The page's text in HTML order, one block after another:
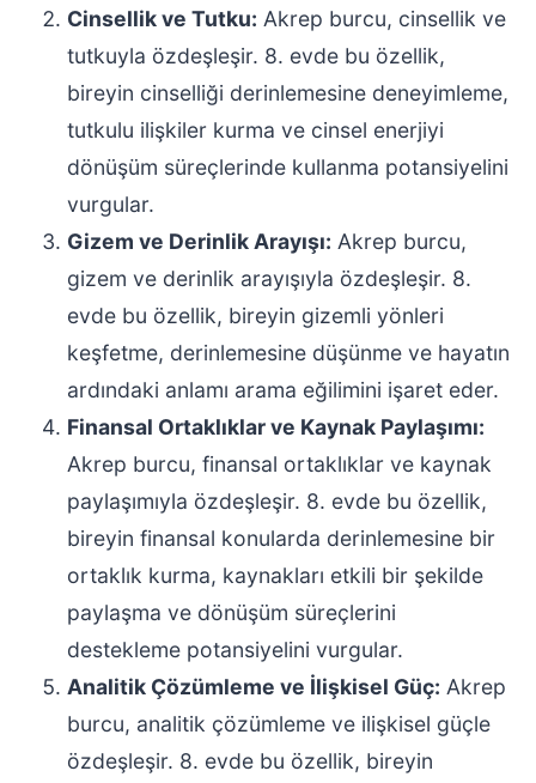
Cinsellik ve Tutku: Akrep burcu, cinsellik ve
tutkuyla özdeşleşir. 8. evde bu özellik,
bireyin cinselliği derinlemesine deneyimleme,
tutkulu ilişkiler kurma ve cinsel enerjiyi
dönüşüm süreçlerinde kullanma potansiyelini
vurgular.
Gizem ve Derinlik Arayışı: Akrep burcu,
gizem ve derinlik arayışıyla özdeşleşir. 8.
evde bu özellik, bireyin gizemli yönleri
keşfetme, derinlemesine düşünme ve hayatın
ardındaki anlamı arama eğilimini işaret eder.
Finansal Ortaklıklar ve Kaynak Paylaşımı:
Akrep burcu, finansal ortaklıklar ve kaynak
paylaşımıyla özdeşleşir. 8. evde bu özellik,
bireyin finansal konularda derinlemesine bir
ortaklık kurma, kaynakları etkili bir şekilde
paylaşma ve dönüşüm süreçlerini
destekleme potansiyelini vurgular.
Analitik Çözümleme ve İlişkisel Güç: Akrep
burcu, analitik çözümleme ve ilişkisel güçle
özdeşleşir. 8. evde bu özellik, bireyin